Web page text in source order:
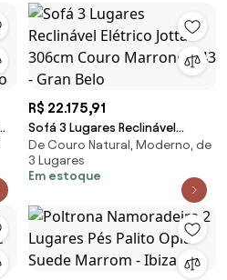
R$ 22.175,91
Sofá 3 Lugares Reclinável
Elétrico Jotta 306cm Couro
Marrone G43 - Gran Belo
De Couro Natural, Moderno, de
3 Lugares
Em estoque